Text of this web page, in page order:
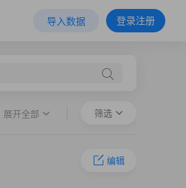
导入数据 登录注册
展开全部 筛选
编辑